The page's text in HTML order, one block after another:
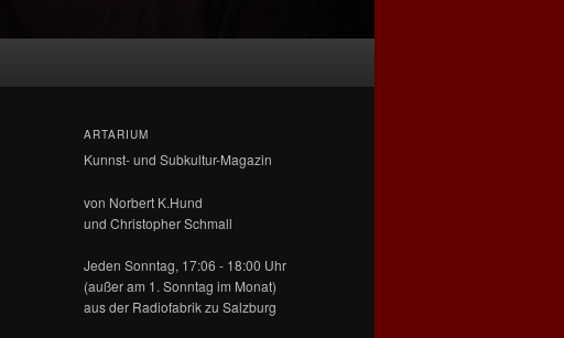
ARTARIUM
Kunnst- und Subkultur-Magazin
von Norbert K.Hund
und Christopher Schmall
Jeden Sonntag, 17:06 - 18:00 Uhr
(außer am 1. Sonntag im Monat)
aus der Radiofabrik zu Salzburg